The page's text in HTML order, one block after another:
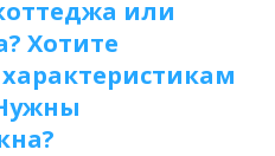
или
Хотите